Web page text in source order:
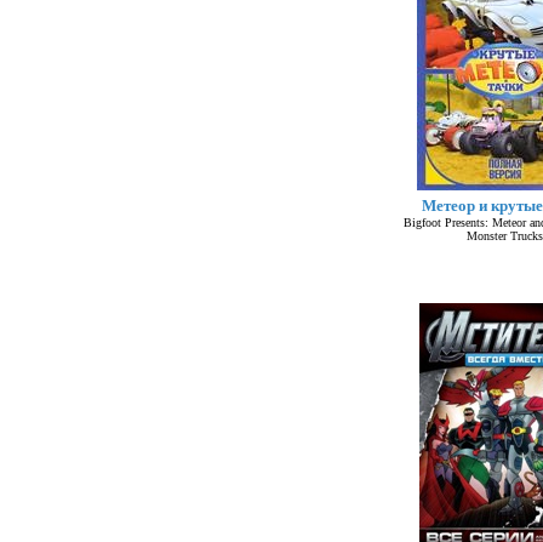
Метеор и
Bigfoot Presents: Meteor
Monster Trucks